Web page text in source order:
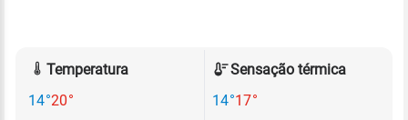
Temperatura
14°20°
Sensação térmica
14°17°